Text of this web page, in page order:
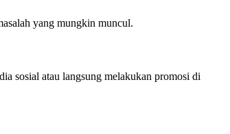
yang mungkin muncul.
sosial atau langsung melakukan promosi di